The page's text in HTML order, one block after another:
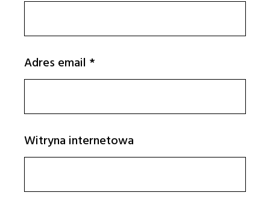
Adres email *
Witryna internetowa